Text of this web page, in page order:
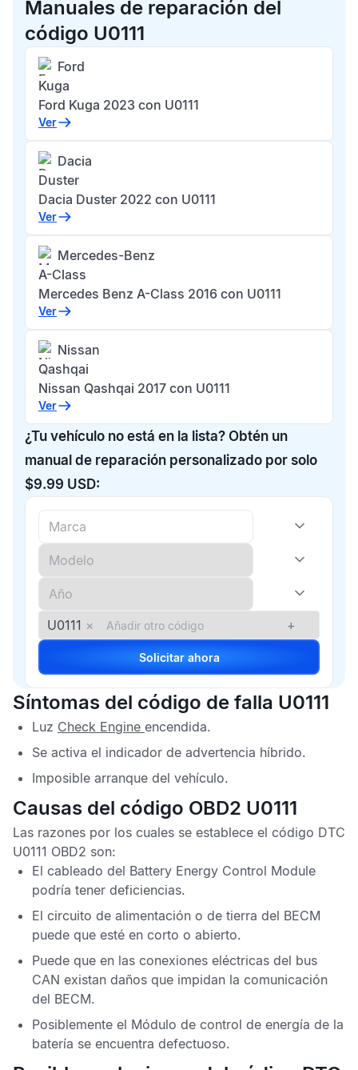
Manuales de reparación del
código U0111
Ford
Kuga
Ford Kuga 2023 con U0111
Ver
Dacia
Duster
Dacia Duster 2022 con U0111
Ver
Mercedes-Benz
A-Class
Mercedes Benz A-Class 2016 con U0111
Ver
Nissan
Qashqai
Nissan Qashqai 2017 con U0111
Ver
¿Tu vehículo no está en la lista? Obtén un
manual de reparación personalizado por solo
$9.99 USD:
U0111 × +
Solicitar ahora
Síntomas del código de falla U0111
Luz Check Engine encendida.
Se activa el indicador de advertencia híbrido.
Imposible arranque del vehículo.
Causas del código OBD2 U0111
Las razones por los cuales se establece el código DTC
U0111 OBD2 son:
El cableado del Battery Energy Control Module
podría tener deficiencias.
El circuito de alimentación o de tierra del BECM
puede que esté en corto o abierto.
Puede que en las conexiones eléctricas del bus
CAN existan daños que impidan la comunicación
del BECM.
Posiblemente el Módulo de control de energía de la
batería se encuentra defectuoso.